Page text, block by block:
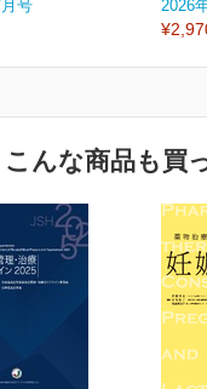
号
2026
んな商品も買